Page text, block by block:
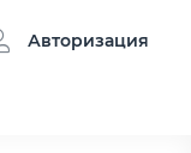
Авторизация